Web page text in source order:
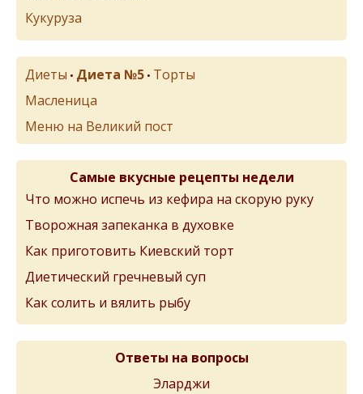
Кукуруза
Диеты • Диета №5 • Торты
Масленица
Меню на Великий пост
Самые вкусные рецепты недели
Что можно испечь из кефира на скорую руку
Творожная запеканка в духовке
Как приготовить Киевский торт
Диетический гречневый суп
Как солить и вялить рыбу
Ответы на вопросы
Эларджи